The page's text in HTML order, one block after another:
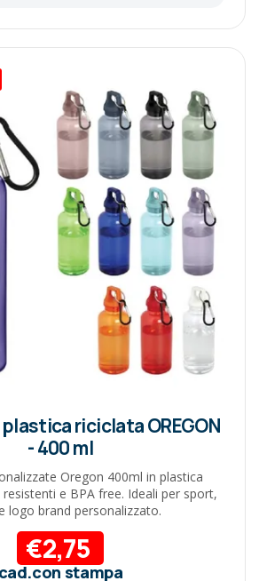
riciclata OREGON
- 400 ml
Oregon 400ml in plastica
e BPA free. Ideali per sport,
logo brand personalizzato.
€2,75
cad.con stampa